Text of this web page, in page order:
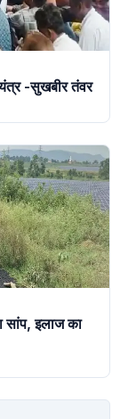
-सुखबीर तंवर
सांप, इलाज का